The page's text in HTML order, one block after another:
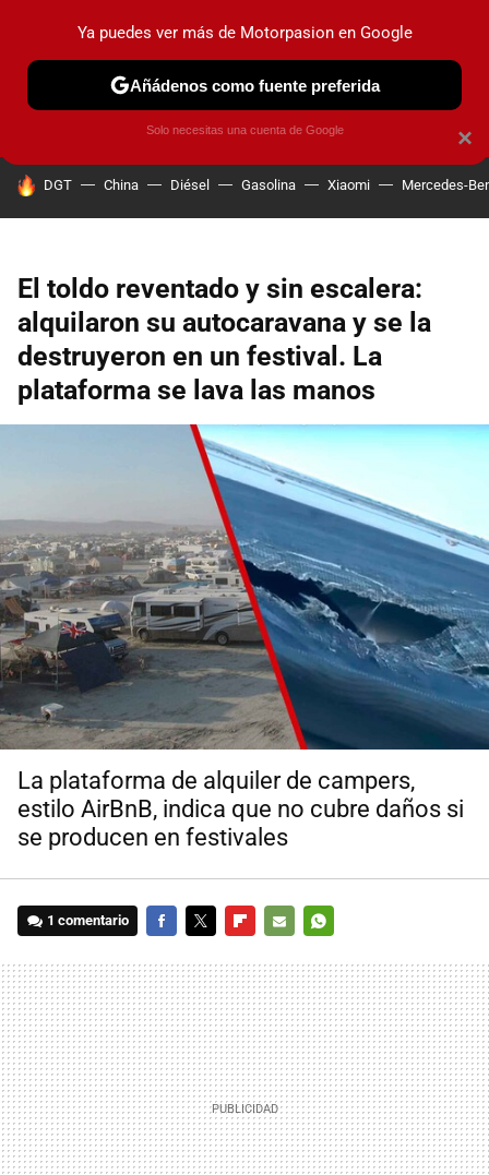
PRUEBAS COCHES ELÉCTRICOS OBSERVATORIO
HOY SE HABLA DE
DGT China Diésel Gasolina Xiaomi Mercedes-
El toldo reventado y sin escalera:
alquilaron su autocaravana y se la
destruyeron en un festival. La
plataforma se lava las manos
La plataforma de alquiler de campers,
estilo AirBnB, indica que no cubre daños si
se producen en festivales
1 comentario
MAIL
×
Ya puedes ver más de Motorpasion en Google
Añádenos como fuente preferida
Solo necesitas una cuenta de Google